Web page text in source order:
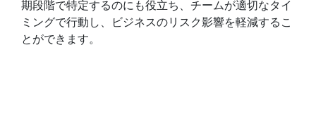
期段階で特定するのにも役立ち、チームが適切なタイ
ミングで行動し、ビジネスのリスク影響を軽減するこ
とができます。